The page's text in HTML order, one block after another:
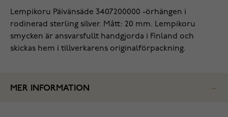
Lempikoru Päivänsäde 3407200000 -örhängen i
rodinerad sterling silver. Mått: 20 mm. Lempikoru
smycken är ansvarsfullt handgjorda i Finland och
skickas hem i tillverkarens originalförpackning.
MER INFORMATION